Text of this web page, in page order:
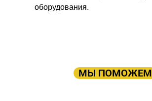
оборудования.
МЫ ПОМОЖЕМ